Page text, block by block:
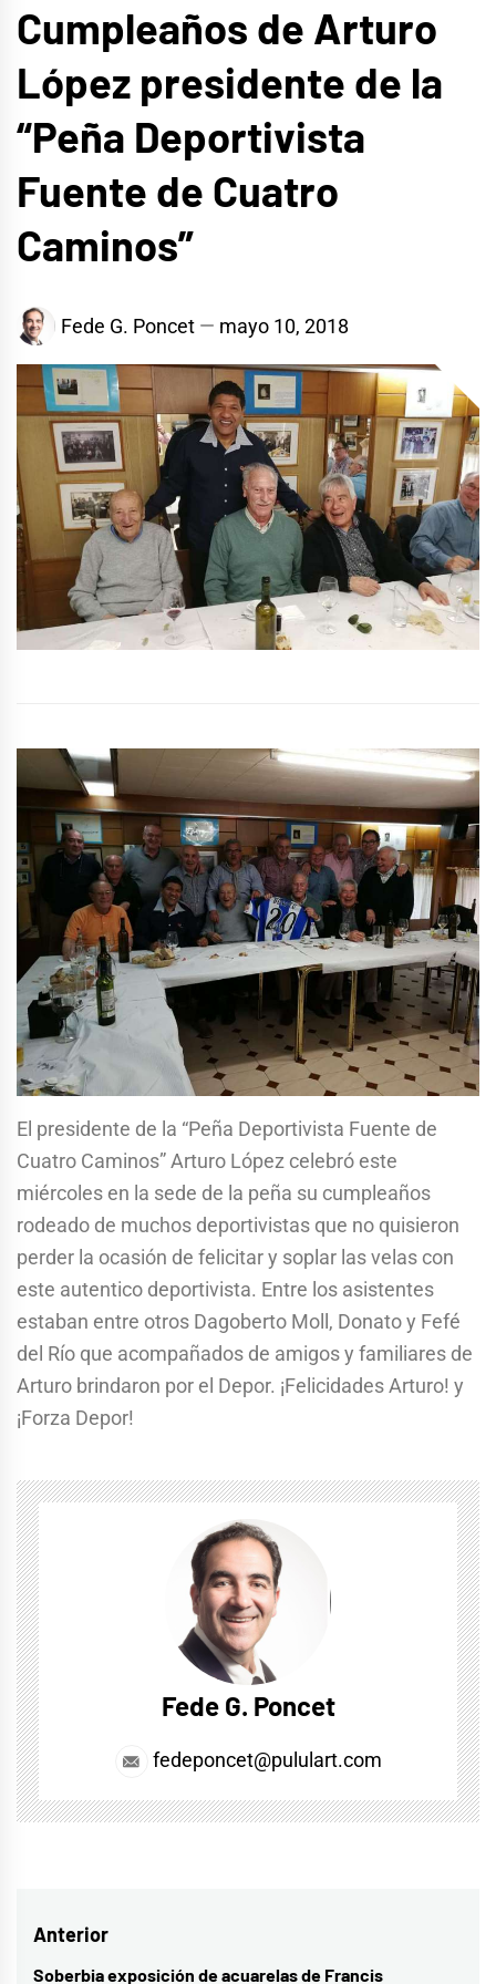
Cumpleaños de Arturo
López presidente de la
“Peña Deportivista
Fuente de Cuatro
Caminos”
Fede G. Poncet mayo 10, 2018
El presidente de la “Peña Deportivista Fuente de
Cuatro Caminos” Arturo López celebró este
miércoles en la sede de la peña su cumpleaños
rodeado de muchos deportivistas que no quisieron
perder la ocasión de felicitar y soplar las velas con
este autentico deportivista. Entre los asistentes
estaban entre otros Dagoberto Moll, Donato y Fefé
del Río que acompañados de amigos y familiares de
Arturo brindaron por el Depor. ¡Felicidades Arturo! y
¡Forza Depor!
Fede G. Poncet
fedeponcet@pululart.com
Navegación
Anterior
Entrada
Soberbia exposición de acuarelas de Francis